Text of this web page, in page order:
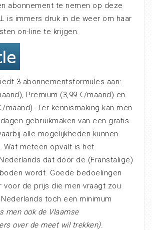
abonnement te nemen op deze
is immers druk in de weer om haar
on-line te krijgen.
3 abonnementsformules aan:
Premium (3,99 €/maand) en
maand). Ter kennismaking kan men
gebruikmaken van een gratis
alle mogelijkheden kunnen
Wat meteen opvalt is het
dat door de (Franstalige)
wordt. Goede bedoelingen
voor de prijs die men vraagt zou
toch een minimum
men ook de Vlaamse
over de meet wil trekken).